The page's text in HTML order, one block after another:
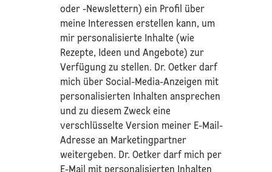
oder -Newslettern) ein Profil über
meine Interessen erstellen kann, um
mir personalisierte Inhalte (wie
Rezepte, Ideen und Angebote) zur
Verfügung zu stellen. Dr. Oetker darf
mich über Social-Media-Anzeigen mit
personalisierten Inhalten ansprechen
und zu diesem Zweck eine
verschlüsselte Version meiner E-Mail-
Adresse an Marketingpartner
weitergeben. Dr. Oetker darf mich per
E-Mail mit personalisierten Inhalten